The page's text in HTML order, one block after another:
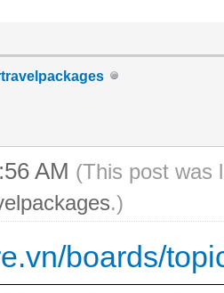
AM (This post was
.)
boards/